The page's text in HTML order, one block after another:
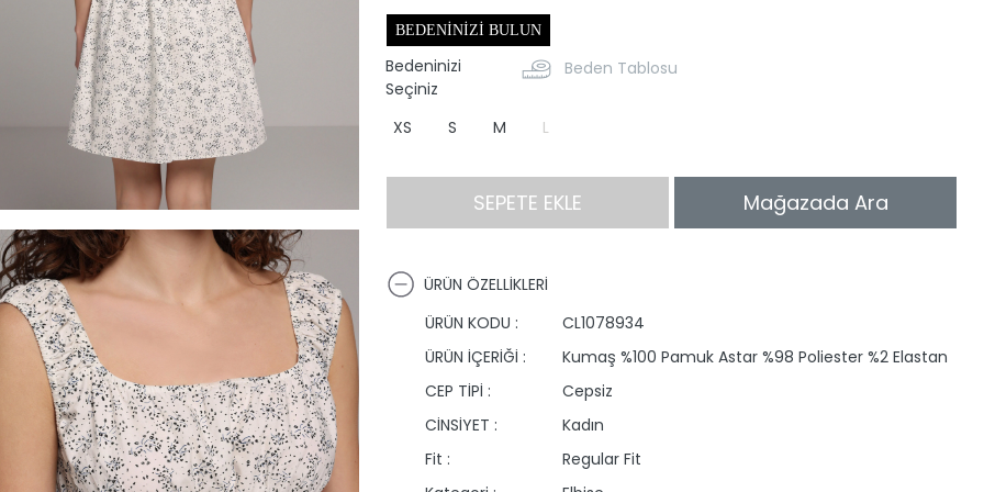
BEDENINIZI BULUN
Bedeninizi
Seçiniz
Beden Tablosu
XS S M L
SEPETE EKLE Mağazada Ara
ÜRÜN ÖZELLİKLERİ
ÜRÜN KODU :
CL1078934
ÜRÜN İÇERİĞİ :
Kumaş %100 Pamuk Astar %98 Poliester %2 Elastan
CEP TİPİ :
Cepsiz
CİNSİYET :
Kadın
Fit :
Regular Fit